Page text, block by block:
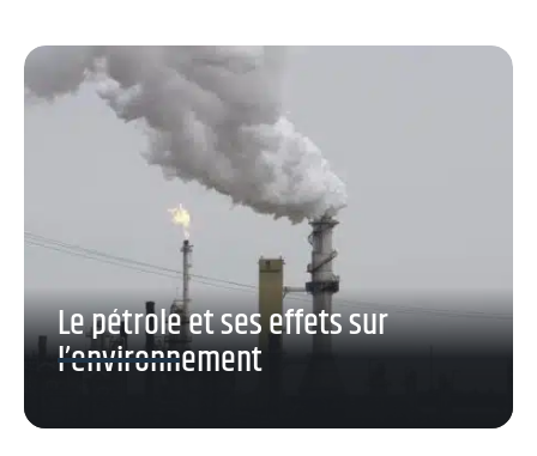
Le pétrole et ses effets sur
l’environnement